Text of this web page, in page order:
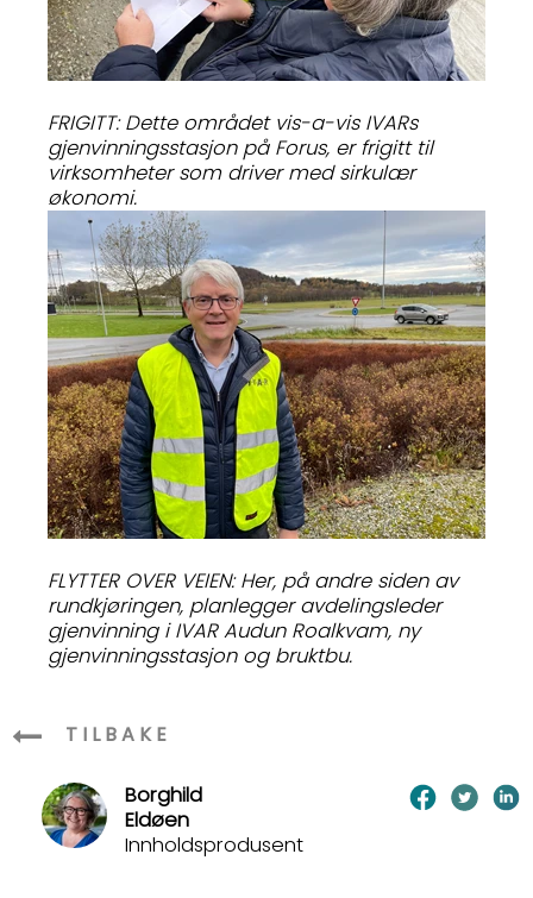
FRIGITT: Dette området vis-a-vis IVARs
gjenvinningsstasjon på Forus, er frigitt til
virksomheter som driver med sirkulær
økonomi.
FLYTTER OVER VEIEN: Her, på andre siden av
rundkjøringen, planlegger avdelingsleder
gjenvinning i IVAR Audun Roalkvam, ny
gjenvinningsstasjon og bruktbu.
TILBAKE
Borghild
Eldøen
Innholdsprodusent